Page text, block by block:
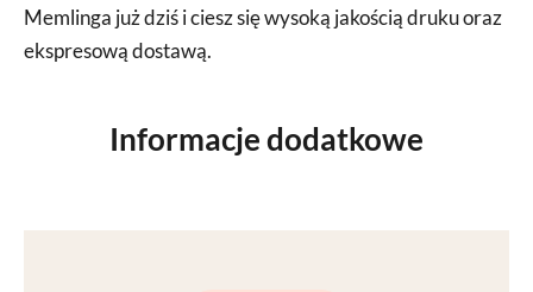
Memlinga już dziś i ciesz się wysoką jakością druku oraz
ekspresową dostawą.
Informacje dodatkowe